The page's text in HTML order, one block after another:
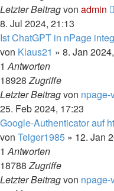
Letzter Beitragvon admin
8. Jul 2024, 21:13
Ist ChatGPT in nPage
von Klaus21 » 8. Jan
1Antworten
18928Zugriffe
Letzter Beitragvon npage-
25. Feb 2024, 17:23
Google-Authenticator auf
von Teiger1985 » 12. Jan
1Antworten
18788Zugriffe
Letzter Beitragvon npage-